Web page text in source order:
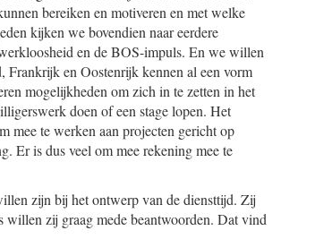
bereiken en motiveren en met welke
kijken we bovendien naar eerdere
en de BOS-impuls. En we willen
Frankrijk en Oostenrijk kennen al een vorm
mogelijkheden om zich in te zetten in het
doen of een stage lopen. Het
mee te werken aan projecten gericht op
Er is dus veel om mee rekening mee te
zijn bij het ontwerp van de diensttijd. Zij
zij graag mede beantwoorden. Dat vind